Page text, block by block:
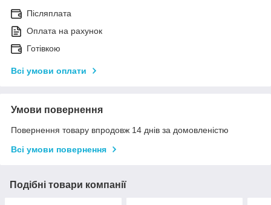
Післяплата
Оплата на рахунок
Готівкою
Всі умови оплати
Умови повернення
Повернення товару впродовж 14 днів за домовленістю
Всі умови повернення
Подібні товари компанії